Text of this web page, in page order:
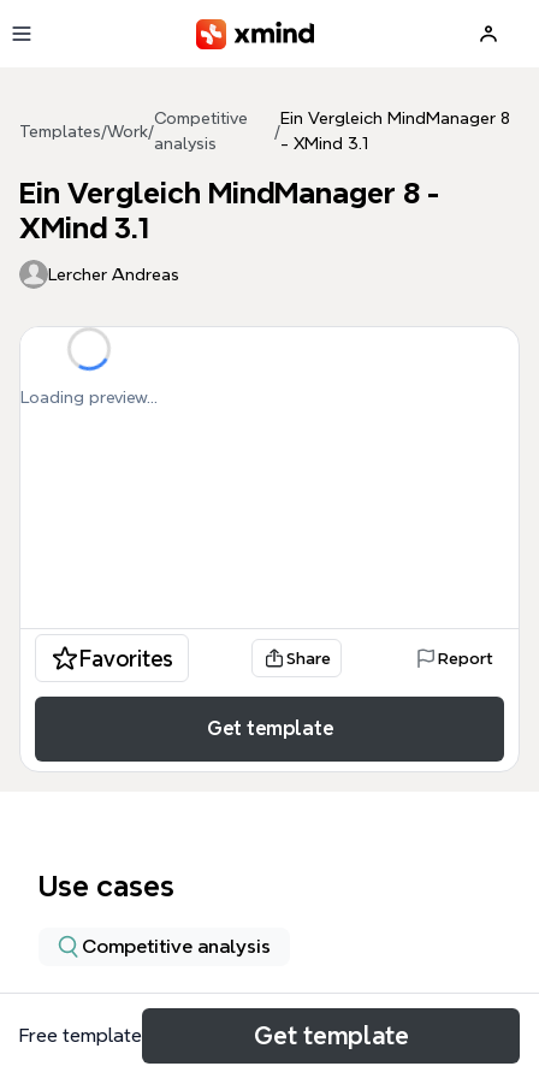
Templates/Work/
Competitive
analysis
/
Ein Vergleich MindManager 8
- XMind 3.1
Ein Vergleich MindManager 8 -
XMind 3.1
Lercher Andreas
Loading preview...
Favorites Share Report
Get template
Use cases
Competitive analysis
About
Free template Get template